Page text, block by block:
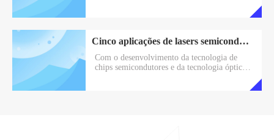
e da interconexão do eletrodo comp
Cinco aplicações de lasers semicondutores de alta potência em campos industriais
Com o desenvolvimento da tecnologia de
chips semicondutores e da tecnologia óptica,